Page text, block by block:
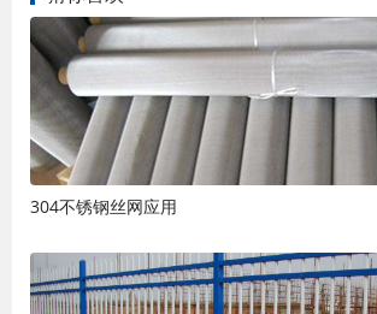
304不锈钢丝网应用